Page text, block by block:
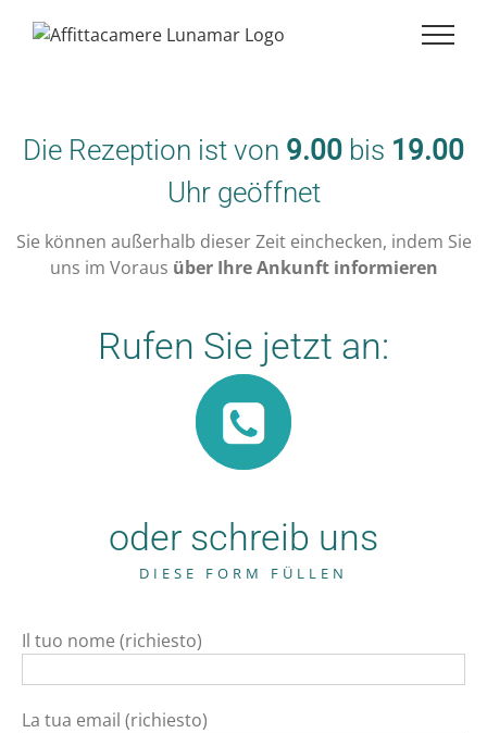
Die Rezeption ist von 9.00 bis 19.00
Uhr geöffnet
Sie können außerhalb dieser Zeit einchecken, indem Sie
uns im Voraus über Ihre Ankunft informieren
Rufen Sie jetzt an:
oder schreib uns
DIESE FORM FÜLLEN
Il tuo nome (richiesto)
La tua email (richiesto)